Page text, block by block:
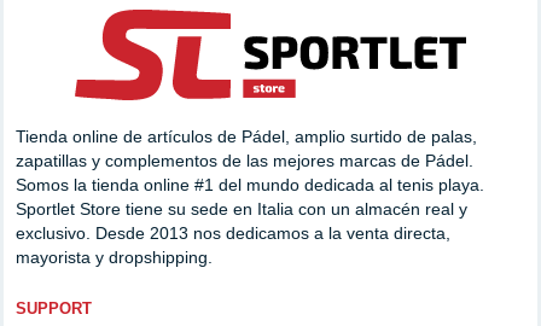
Tienda online de artículos de Pádel, amplio surtido de palas,
zapatillas y complementos de las mejores marcas de Pádel.
Somos la tienda online #1 del mundo dedicada al tenis playa.
Sportlet Store tiene su sede en Italia con un almacén real y
exclusivo. Desde 2013 nos dedicamos a la venta directa,
mayorista y dropshipping.
SUPPORT